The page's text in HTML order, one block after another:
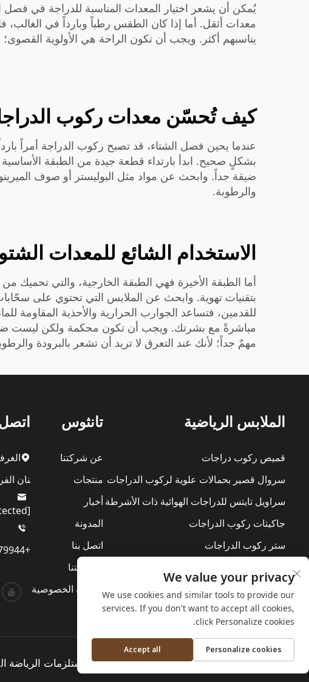
يُمكن أن يشعر اختيار المعدات المناسبة للدراجة في فصل
معدات أثقل. أما إذا كان الطقس رطباً وبارداً في
يناسبهم أكثر. ويجب أن تكون الراحة هي الأولوية
كيف تُحسّن معدات ركوب
عندما يحين فصل الشتاء، قد تصبح ركوب الدراجة أمراً
بشكلٍ صحيح. ابدأ بارتداء قطعة جيدة من الطبقة الأساسية
ضيقة جداً. وابحث عن مواد مثل البوليستر أو صوف الميرينو
والرطوبة.
الاستخدام الشائع للمعدات
أما الطبقة الأخيرة فهي الطبقة الخارجية، والتي تحميك
بتقنيات تهوية. وابحث عن الملابس التي تحتوي على
للقدمين، فتساعد الجوارب الحرارية والأحذية المقاومة
مباشرةً مع بشرتك. ويجب أن تكون محكمة ولكن ليست ضيقة
مهمٌ جداً؛ لأنك عند التعرق لا تريد أن تشعر بالبرودة
الملابس الرياضية
قميص ركوب دراجات
سروال قصير بحمالات علوية لركوب الدراجات
سراويل تايتس للدراجات الهوائية ذات الأشرطة
جاكيتات ركوب الدراجات
ستر ركوب الدراجات
الطبقة الأساسية
تانثوس
عن شركتنا
منتجات
أخبار
المدونة
اتصل بنا
استدامتنا
سياسة الخصوصية
اتصل
نان
[email protected]
+86-18267179944
حقوق الطبع والنشر © شركة تشجيانغ تانثوس لمستلزمات
We value your privacy
We use cookies and similar tools to provide our
services. If you don't want to accept all cookies,
click Personalize cookies.
Personalize cookies
Accept all